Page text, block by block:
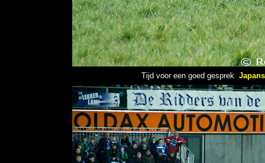
Tijd voor een goed gesprek